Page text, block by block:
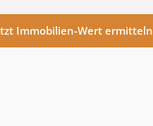
Immobilien-Wert ermitteln